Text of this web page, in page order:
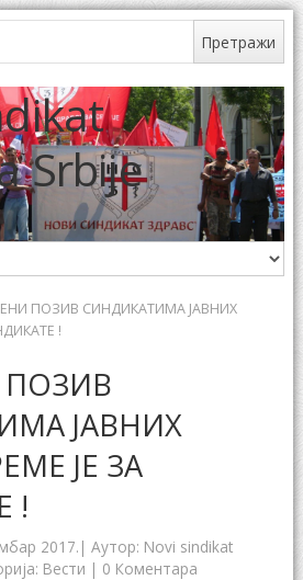
ПОЗИВ СИНДИКАТИМА ЈАВНИХ
!
ЈАВНИХ
ЈЕ ЗА
!
2017. | Аутор: Novi sindikat
Вести | 0 Коментара